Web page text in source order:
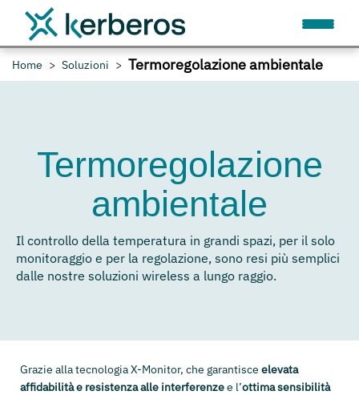
Home Soluzioni Termoregolazione ambientale
Termoregolazione
ambientale
Il controllo della temperatura in grandi spazi, per il solo
monitoraggio e per la regolazione, sono resi più semplici
dalle nostre soluzioni wireless a lungo raggio.
Grazie alla tecnologia X-Monitor, che garantisce elevata
affidabilità e resistenza alle interferenzee l’ottima sensibilità